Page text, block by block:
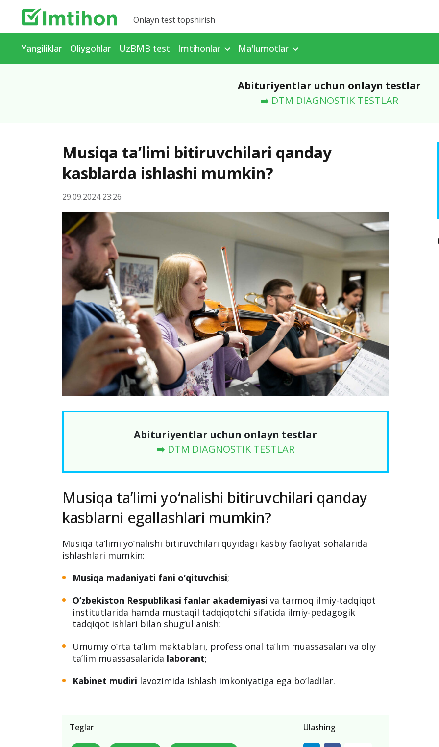
Onlayn test topshirish
Yangiliklar Oliygohlar UzBMB test Imtihonlar Ma'lumotlar
Abituriyentlar uchun onlayn testlar
➡️ DTM DIAGNOSTIK TESTLAR
Musiqa ta’limi bitiruvchilari qanday
kasblarda ishlashi mumkin?
29.09.2024 23:26
Abituriyentlar uchun onlayn testlar
➡️ DTM DIAGNOSTIK TESTLAR
Musiqa ta’limi yo‘nalishi bitiruvchilari qanday
kasblarni egallashlari mumkin?
Musiqa ta’limi yo‘nalishi bitiruvchilari quyidagi kasbiy faoliyat sohalarida
ishlashlari mumkin:
Musiqa madaniyati fani o‘qituvchisi;
O‘zbekiston Respublikasi fanlar akademiyasi va tarmoq ilmiy-tadqiqot
institutlarida hamda mustaqil tadqiqotchi sifatida ilmiy-pedagogik
tadqiqot ishlari bilan shug‘ullanish;
Umumiy o‘rta ta’lim maktablari, professional ta’lim muassasalari va oliy
ta’lim muassasalarida laborant;
Kabinet mudiri lavozimida ishlash imkoniyatiga ega bo‘ladilar.
Teglar Ulashing